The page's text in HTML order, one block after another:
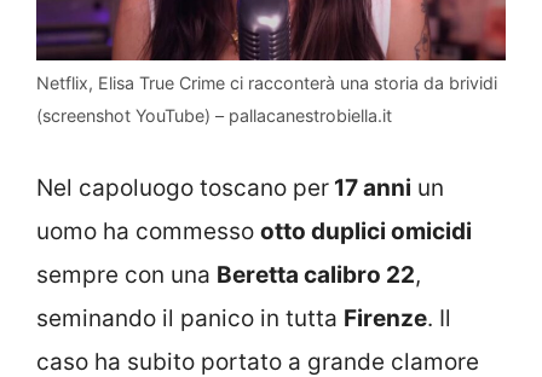
Netflix, Elisa True Crime ci racconterà una storia da brividi
(screenshot YouTube) – pallacanestrobiella.it
Nel capoluogo toscano per 17 anni un
uomo ha commesso otto duplici omicidi
sempre con una Beretta calibro 22,
seminando il panico in tutta Firenze. Il
caso ha subito portato a grande clamore